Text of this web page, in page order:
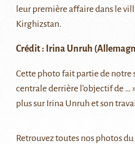
leur première affaire dans le
Kirghizstan.
Crédit : Irina Unruh
Cette photo fait partie de notre
centrale derrière l’objectif de …
plus sur Irina Unruh et son
Retrouveztoutes nos photos